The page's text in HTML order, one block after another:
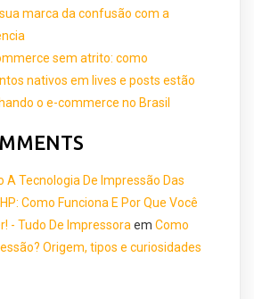
marca da confusão com a
sem atrito: como
nativos em lives e posts estão
o e-commerce no Brasil
A Tecnologia De Impressão Das
Como Funciona E Por Que Você
- Tudo De Impressora em Como
Origem, tipos e curiosidades